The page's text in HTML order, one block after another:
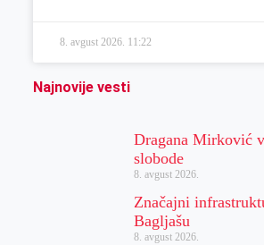
8. avgust 2026. 11:22
Najnovije vesti
Dragana Mirković
slobode
8. avgust 2026.
Značajni
Bagljašu
8. avgust 2026.